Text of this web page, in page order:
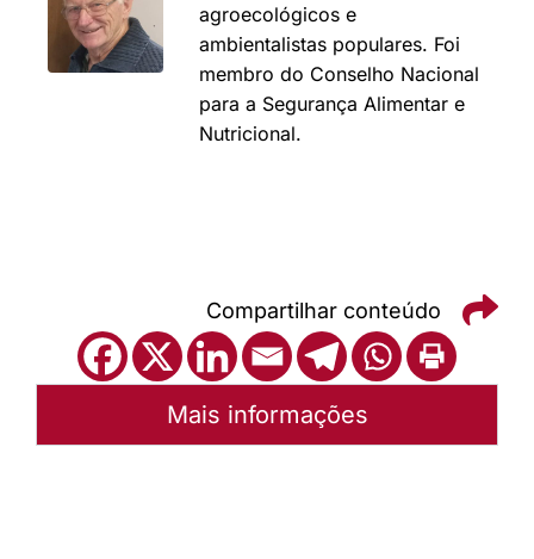
agroecológicos e
ambientalistas populares. Foi
membro do Conselho Nacional
para a Segurança Alimentar e
Nutricional.
Compartilhar conteúdo
Mais informações